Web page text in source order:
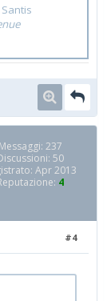
Messaggi: 237
50
Apr 2013
4
#4